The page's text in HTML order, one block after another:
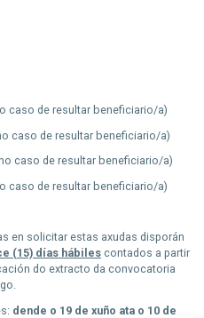
caso de resultar beneficiario/a)
caso de resultar beneficiario/a)
caso de resultar beneficiario/a)
caso de resultar beneficiario/a)
en solicitar estas axudas disporán
(15) días hábiles contados a partir
do extracto da convocatoria
dende o 19 de xuño ata o 10 de